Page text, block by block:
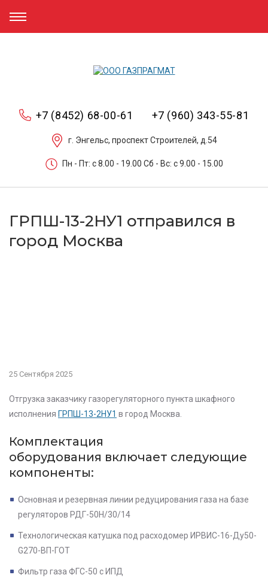
+7 (8452) 68-00-61 +7 (960) 343-55-81
г. Энгельс, проспект Строителей, д.54
Пн - Пт: c 8.00 - 19.00 Сб - Вс: c 9.00 - 15.00
ГРПШ-13-2НУ1 отправился в
город Москва
25 Сентября 2025
Отгрузка заказчику газорегуляторного пункта шкафного
исполнения ГРПШ-13-2НУ1 в город Москва.
Комплектация
оборудования включает следующие
компоненты:
Основная и резервная линии редуцирования газа на базе
регуляторов РДГ-50Н/30/14
Технологическая катушка под расходомер ИРВИС-16-Ду50-
G270-ВП-ГОТ
Фильтр газа ФГС-50 с ИПД